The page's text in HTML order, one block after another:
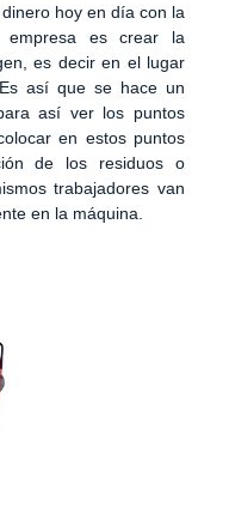
hoy en día con la
es crear la
es decir en el lugar
así que se hace un
así ver los puntos
en estos puntos
de los residuos o
trabajadores van
en la máquina.